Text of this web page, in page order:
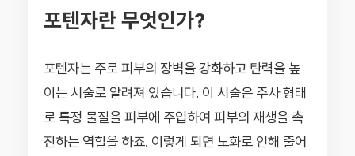
포텐자란 무엇인가?
포텐자는 주로 피부의 장벽을 강화하고 탄력을 높
이는 시술로 알려져 있습니다. 이 시술은 주사 형태
로 특정 물질을 피부에 주입하여 피부의 재생을 촉
진하는 역할을 하죠. 이렇게 되면 노화로 인해 줄어